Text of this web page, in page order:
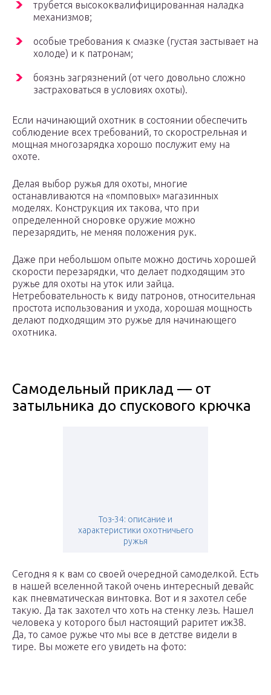
трубется высококвалифицированная наладка
механизмов;
особые требования к смазке (густая застывает на
холоде) и к патронам;
боязнь загрязнений (от чего довольно сложно
застраховаться в условиях охоты).
Если начинающий охотник в состоянии обеспечить
соблюдение всех требований, то скорострельная и
мощная многозарядка хорошо послужит ему на
охоте.
Делая выбор ружья для охоты, многие
останавливаются на «помповых» магазинных
моделях. Конструкция их такова, что при
определенной сноровке оружие можно
перезарядить, не меняя положения рук.
Даже при небольшом опыте можно достичь хорошей
скорости перезарядки, что делает подходящим это
ружье для охоты на уток или зайца.
Нетребовательность к виду патронов, относительная
простота использования и ухода, хорошая мощность
делают подходящим это ружье для начинающего
охотника.
Самодельный приклад — от
затыльника до спускового крючка
Тоз-34: описание и
характеристики охотничьего
ружья
Сегодня я к вам со своей очередной самоделкой. Есть
в нашей вселенной такой очень интересный девайс
как пневматическая винтовка. Вот и я захотел себе
такую. Да так захотел что хоть на стенку лезь. Нашел
человека у которого был настоящий раритет иж38.
Да, то самое ружье что мы все в детстве видели в
тире. Вы можете его увидеть на фото: